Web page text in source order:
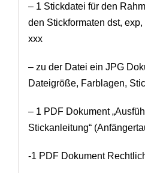
– 1 Stickdatei für den
den Stickformaten dst,
xxx
– zu der Datei ein JPG
Dateigröße, Farblagen,
– 1 PDF Dokument
Stickanleitung“
-1 PDF Dokument